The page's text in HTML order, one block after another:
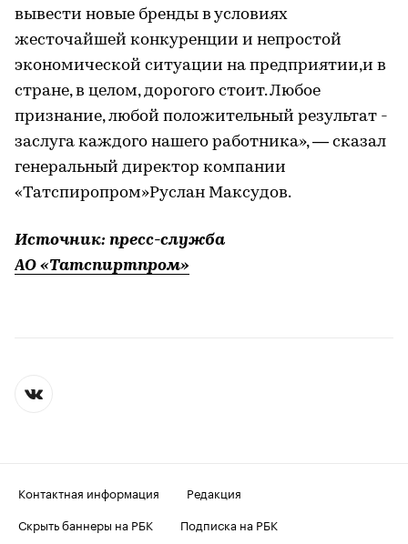
вывести новые бренды в условиях
жесточайшей конкуренции и непростой
экономической ситуации на предприятии,и в
стране, в целом, дорогого стоит. Любое
признание, любой положительный результат -
заслуга каждого нашего работника», — сказал
генеральный директор компании
«Татспиропром»Руслан Максудов.
Источник: пресс-служба
АО «Татспиртпром»
Контактная информация
Редакция
Скрыть баннеры на РБК
Подписка на РБК